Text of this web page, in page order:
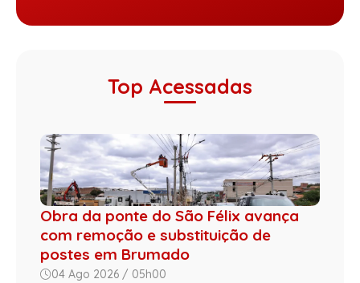
Top Acessadas
Obra da ponte do São Félix avança
com remoção e substituição de
postes em Brumado
04 Ago 2026 / 05h00